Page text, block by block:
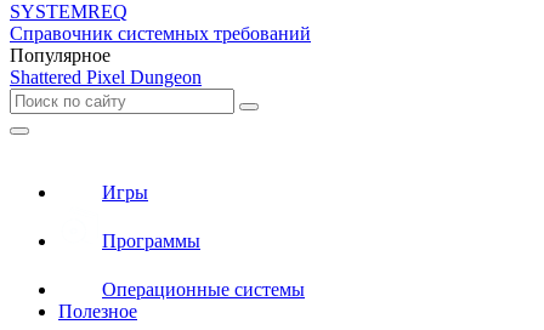
SYSTEMREQ
Справочник системных требований
Популярное
Shattered Pixel Dungeon
Игры
Программы
Операционные системы
Полезное